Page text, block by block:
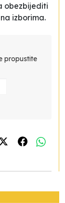
obezbijediti
izborima.
propustite